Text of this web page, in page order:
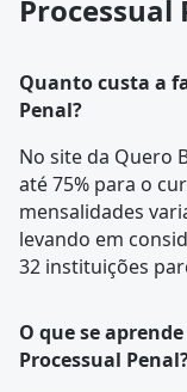
Processual
Quanto custa a
Penal?
No site da Quero
até 75% para o
mensalidades
levando em
32 instituições
O que se
Processual